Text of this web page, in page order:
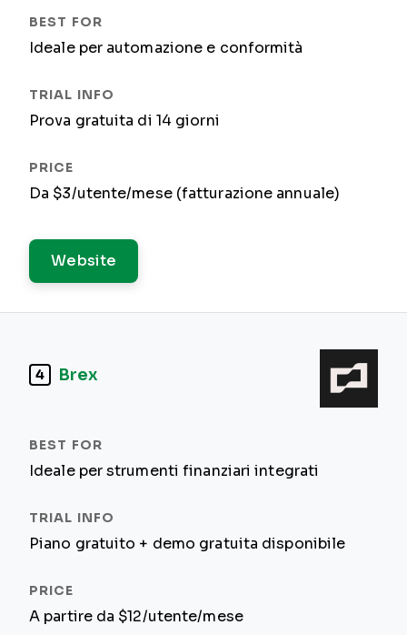
Ideale per automazione e conformità
Prova gratuita di 14 giorni
Da $3/utente/mese (fatturazione annuale)
Website
4 Brex
Ideale per strumenti finanziari integrati
Piano gratuito + demo gratuita disponibile
A partire da $12/utente/mese